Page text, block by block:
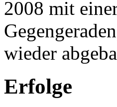
2008 mit
wieder
Erfolge